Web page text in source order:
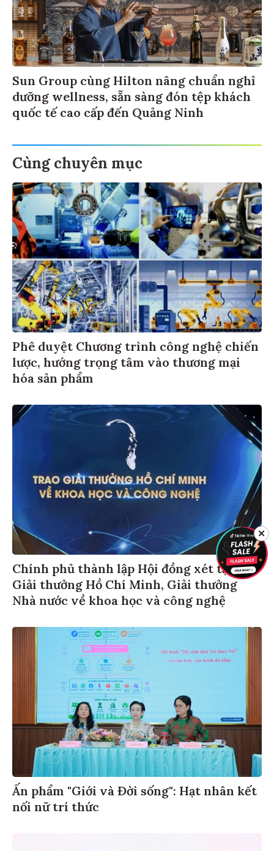
Sun Group cùng Hilton nâng chuẩn nghỉ
dưỡng wellness, sẵn sàng đón tệp khách
quốc tế cao cấp đến Quảng Ninh
Cùng chuyên mục
Phê duyệt Chương trình công nghệ chiến
lược, hướng trọng tâm vào thương mại
hóa sản phẩm
Chính phủ thành lập Hội đồng xét tặng
Giải thưởng Hồ Chí Minh, Giải thưởng
Nhà nước về khoa học và công nghệ
Ấn phẩm "Giới và Đời sống": Hạt nhân kết
nối nữ trí thức
✕